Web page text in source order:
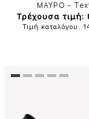
ΜΑΥΡΟ -
Τρέχουσα τιμή:
Τιμή καταλόγου: